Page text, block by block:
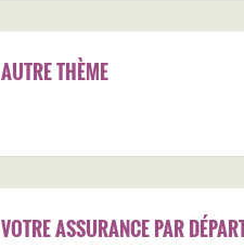
AUTRE THÈME
VOTRE ASSURANCE PAR